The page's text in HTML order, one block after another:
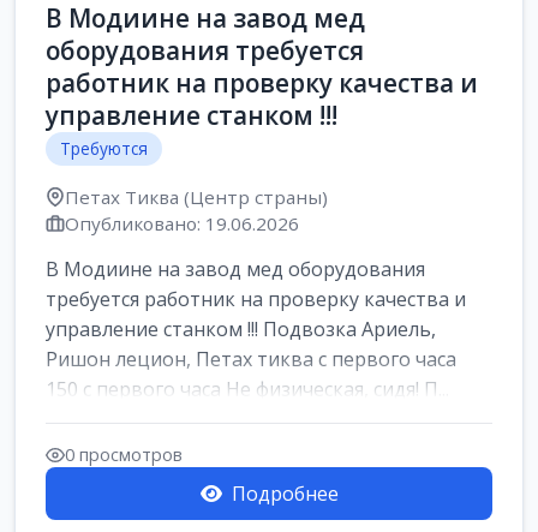
В Модиине на завод мед
оборудования требуется
работник на проверку качества и
управление станком !!!
Требуются
Петах Тиква (Центр страны)
Опубликовано: 19.06.2026
В Модиине на завод мед оборудования
требуется работник на проверку качества и
управление станком !!! Подвозка Ариель,
Ришон лецион, Петах тиква с первого часа
150 с первого часа Не физическая, сидя! П...
0 просмотров
Подробнее